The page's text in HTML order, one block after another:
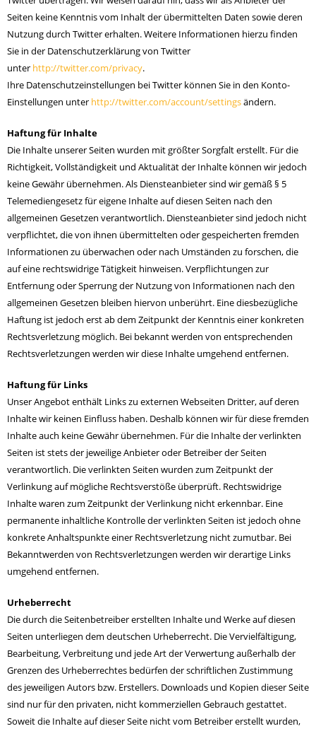
Seiten keine Kenntnis vom Inhalt der übermittelten Daten sowie deren
Nutzung durch Twitter erhalten. Weitere Informationen hierzu finden
Sie in der Datenschutzerklärung von Twitter
unter http://twitter.com/privacy.
Ihre Datenschutzeinstellungen bei Twitter können Sie in den Konto-
Einstellungen unter http://twitter.com/account/settingsändern.
Haftung für Inhalte
Die Inhalte unserer Seiten wurden mit größter Sorgfalt erstellt. Für die
Richtigkeit, Vollständigkeit und Aktualität der Inhalte können wir jedoch
keine Gewähr übernehmen. Als Diensteanbieter sind wir gemäß § 5
Telemediengesetz für eigene Inhalte auf diesen Seiten nach den
allgemeinen Gesetzen verantwortlich. Diensteanbieter sind jedoch nicht
verpflichtet, die von ihnen übermittelten oder gespeicherten fremden
Informationen zu überwachen oder nach Umständen zu forschen, die
auf eine rechtswidrige Tätigkeit hinweisen. Verpflichtungen zur
Entfernung oder Sperrung der Nutzung von Informationen nach den
allgemeinen Gesetzen bleiben hiervon unberührt. Eine diesbezügliche
Haftung ist jedoch erst ab dem Zeitpunkt der Kenntnis einer konkreten
Rechtsverletzung möglich. Bei bekannt werden von entsprechenden
Rechtsverletzungen werden wir diese Inhalte umgehend entfernen.
Haftung für Links
Unser Angebot enthält Links zu externen Webseiten Dritter, auf deren
Inhalte wir keinen Einfluss haben. Deshalb können wir für diese fremden
Inhalte auch keine Gewähr übernehmen. Für die Inhalte der verlinkten
Seiten ist stets der jeweilige Anbieter oder Betreiber der Seiten
verantwortlich. Die verlinkten Seiten wurden zum Zeitpunkt der
Verlinkung auf mögliche Rechtsverstöße überprüft. Rechtswidrige
Inhalte waren zum Zeitpunkt der Verlinkung nicht erkennbar. Eine
permanente inhaltliche Kontrolle der verlinkten Seiten ist jedoch ohne
konkrete Anhaltspunkte einer Rechtsverletzung nicht zumutbar. Bei
Bekanntwerden von Rechtsverletzungen werden wir derartige Links
umgehend entfernen.
Urheberrecht
Die durch die Seitenbetreiber erstellten Inhalte und Werke auf diesen
Seiten unterliegen dem deutschen Urheberrecht. Die Vervielfältigung,
Bearbeitung, Verbreitung und jede Art der Verwertung außerhalb der
Grenzen des Urheberrechtes bedürfen der schriftlichen Zustimmung
des jeweiligen Autors bzw. Erstellers. Downloads und Kopien dieser Seite
sind nur für den privaten, nicht kommerziellen Gebrauch gestattet.
Soweit die Inhalte auf dieser Seite nicht vom Betreiber erstellt wurden,